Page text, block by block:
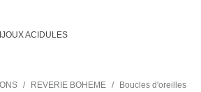
/ REVERIE BOHEME /
Boucles d'oreilles